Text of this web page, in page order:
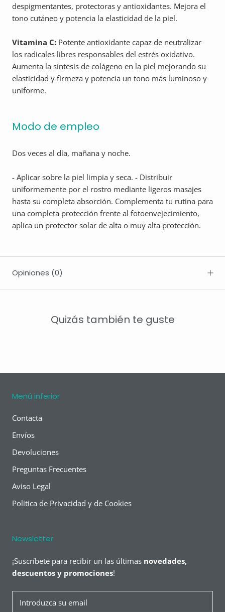
despigmentantes, protectoras y antioxidantes. Mejora el
tono cutáneo y potencia la elasticidad de la piel.
Vitamina C: Potente antioxidante capaz de neutralizar
los radicales libres responsables del estrés oxidativo.
Aumenta la síntesis de colágeno en la piel mejorando su
elasticidad y firmeza y potencia un tono más luminoso y
uniforme.
Modo de empleo
Dos veces al día, mañana y noche.
- Aplicar sobre la piel limpia y seca. - Distribuir
uniformemente por el rostro mediante ligeros masajes
hasta su completa absorción. Complementa tu rutina para
una completa protección frente al fotoenvejecimiento,
aplica un protector solar de alta o muy alta protección.
Opiniones (0)
Quizás también te guste
Menú inferior
Contacta
Envíos
Devoluciones
Preguntas Frecuentes
Aviso Legal
Política de Privacidad y de Cookies
Newsletter
¡Suscríbete para recibir un las últimas novedades,
descuentos y promociones!